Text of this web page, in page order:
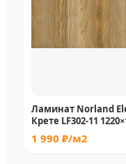
Ламинат Norland
Крете LF302-11
1 990 ₽/м2